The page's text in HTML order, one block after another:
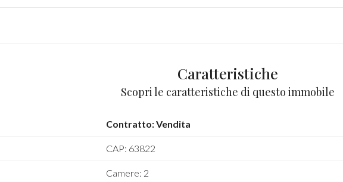
Caratteristiche
Scopri le caratteristiche di questo immobile
Contratto: Vendita
CAP: 63822
Camere: 2